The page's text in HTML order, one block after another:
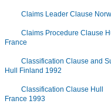
Claims Leader Clause
Claims Procedure Clause
France
Classification Clause and
Hull Finland 1992
Classification Clause Hull
France 1993